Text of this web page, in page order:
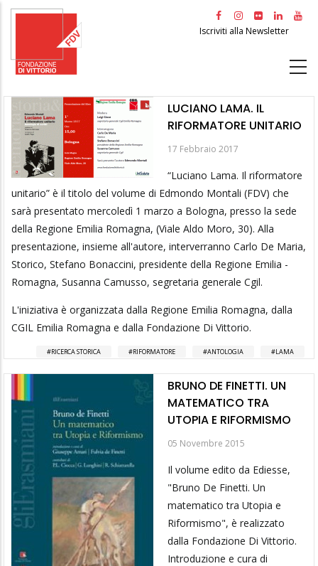
Salta
principale
Iscriviti alla Newsletter
LUCIANO LAMA. IL
RIFORMATORE UNITARIO
17 Febbraio 2017
“Luciano Lama. Il riformatore
unitario” è il titolo del volume di Edmondo Montali (FDV) che
sarà presentato mercoledì 1 marzo a Bologna, presso la sede
della Regione Emilia Romagna, (Viale Aldo Moro, 30). Alla
presentazione, insieme all'autore, interverranno Carlo De Maria,
Storico, Stefano Bonaccini, presidente della Regione Emilia -
Romagna, Susanna Camusso, segretaria generale Cgil.
L'iniziativa è organizzata dalla Regione Emilia Romagna, dalla
CGIL Emilia Romagna e dalla Fondazione Di Vittorio.
RICERCA STORICA RIFORMATORE ANTOLOGIA LAMA
BRUNO DE FINETTI. UN
MATEMATICO TRA
UTOPIA E RIFORMISMO
05 Novembre 2015
Il volume edito da Ediesse,
"Bruno De Finetti. Un
matematico tra Utopia e
Riformismo", è realizzato
dalla Fondazione Di Vittorio.
Introduzione e cura di